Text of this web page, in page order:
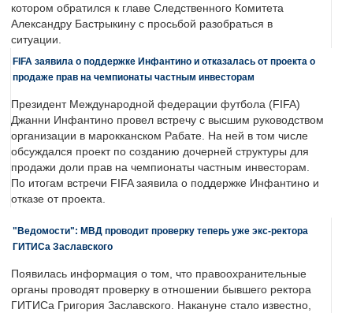
котором обратился к главе Следственного Комитета
Александру Бастрыкину с просьбой разобраться в
ситуации.
FIFA заявила о поддержке Инфантино и отказалась от проекта о
продаже прав на чемпионаты частным инвесторам
Президент Международной федерации футбола (FIFA)
Джанни Инфантино провел встречу с высшим руководством
организации в марокканском Рабате. На ней в том числе
обсуждался проект по созданию дочерней структуры для
продажи доли прав на чемпионаты частным инвесторам.
По итогам встречи FIFA заявила о поддержке Инфантино и
отказе от проекта.
"Ведомости": МВД проводит проверку теперь уже экс-ректора
ГИТИСа Заславского
Появилась информация о том, что правоохранительные
органы проводят проверку в отношении бывшего ректора
ГИТИСа Григория Заславского. Накануне стало известно,